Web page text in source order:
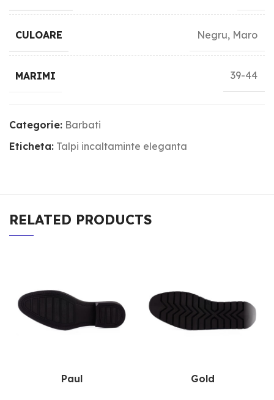
CULOARE Negru, Maro
MARIMI 39-44
Categorie: Barbati
Eticheta: Talpi incaltaminte eleganta
RELATED PRODUCTS
Paul Gold